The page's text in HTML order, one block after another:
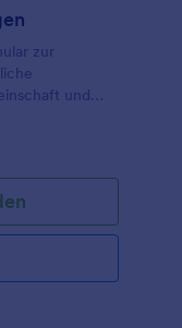
zur
und
für